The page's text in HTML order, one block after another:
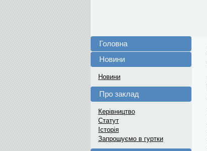
Головна
Новини
Новини
Про заклад
Керівництво
Статут
Історія
Запрошуємо в гуртки